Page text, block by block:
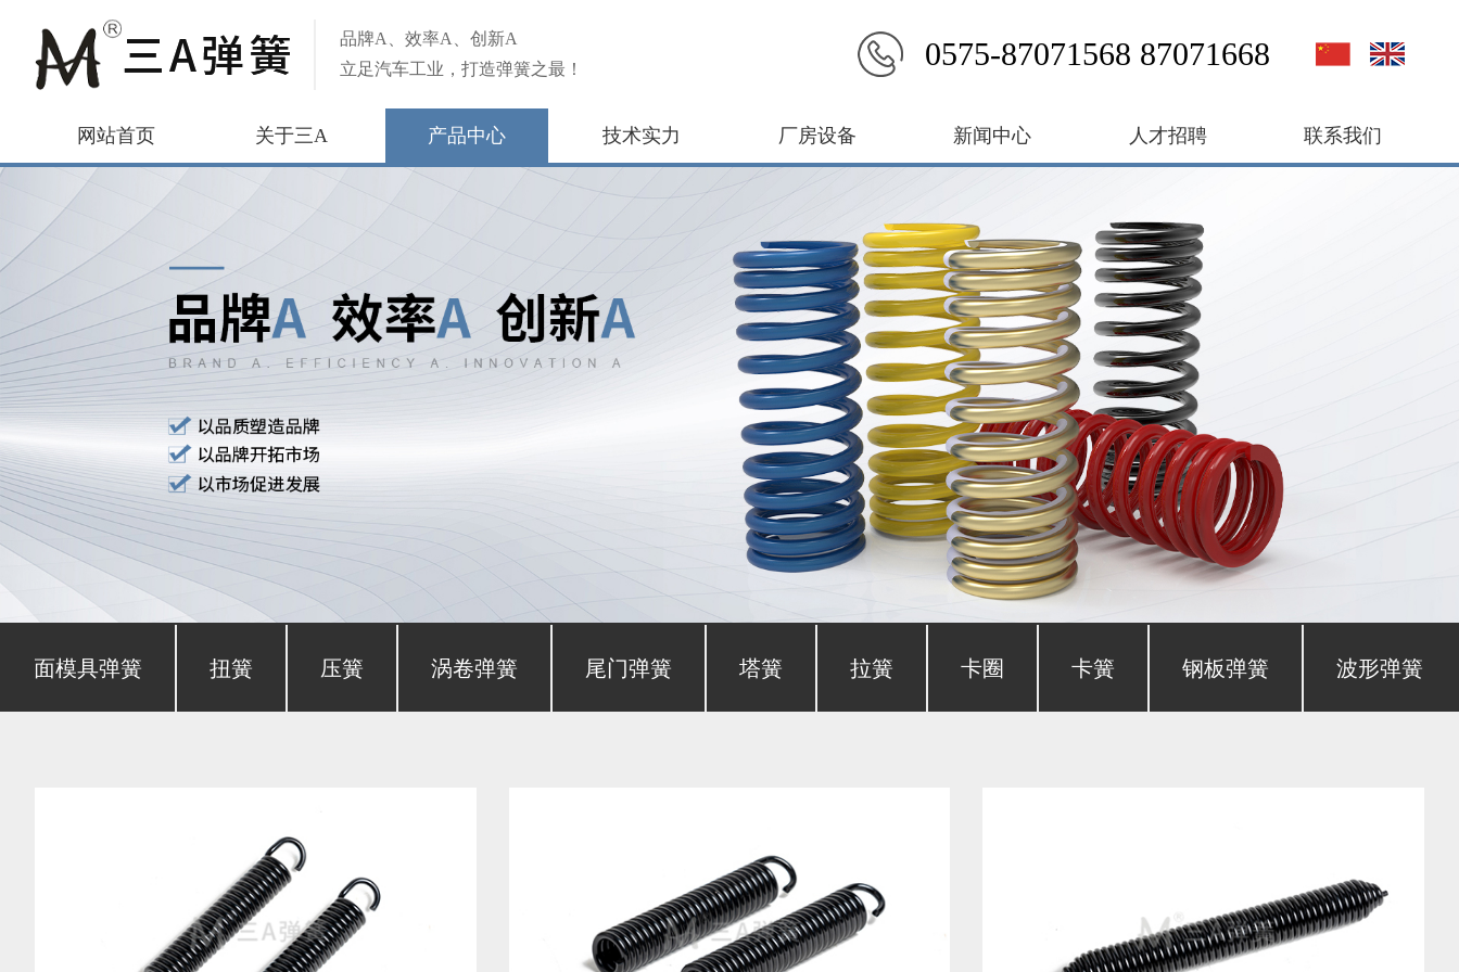
品牌A、效率A、创新A
立足汽车工业，打造弹簧之最！
0575-87071568 87071668
网站首页 关于三A 产品中心 技术实力 厂房设备 新闻中心 人才招聘 联系我们
截面模具弹簧 扭簧 压簧 涡卷弹簧 尾门弹簧 塔簧 拉簧 卡圈 卡簧 钢板弹簧 波形弹簧